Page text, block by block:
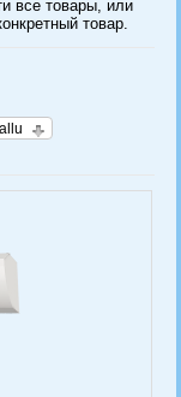
все товары, или
товар.